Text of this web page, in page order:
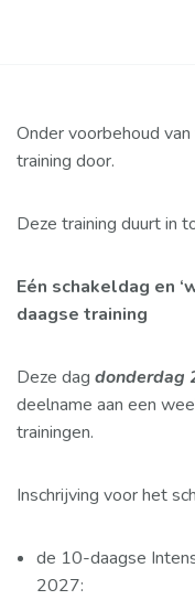
Onder voorbehoud
training door.
Deze training duurt in
Eén schakeldag en
daagse training
Deze dag donderdag
deelname aan een
trainingen.
Inschrijving voor het
de 10-daagse
2027: